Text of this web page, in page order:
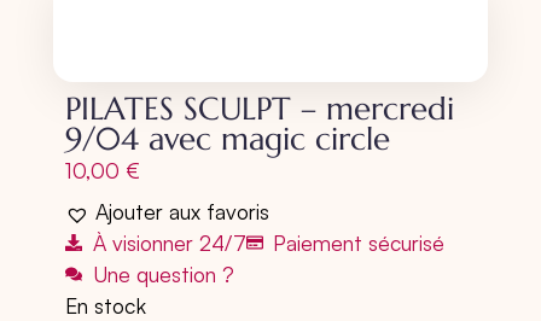
PILATES SCULPT – mercredi
9/04 avec magic circle
10,00 €
Ajouter aux favoris
À visionner 24/7
Paiement sécurisé
Une question ?
En stock